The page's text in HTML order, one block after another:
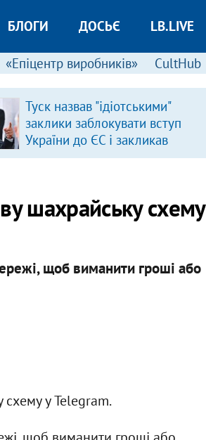
БЛОГИ ДОСЬЄ LB.LIVE
«Епіцентр виробників» CultHub
Туск назвав "ідіотськими"
заклики заблокувати вступ
України до ЄС і закликав
припинити антиукраїнську
шахрайську схему
щоб виманити гроші або
у Telegram.